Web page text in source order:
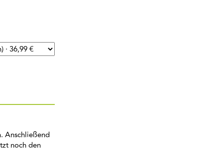
Anschließend
noch den